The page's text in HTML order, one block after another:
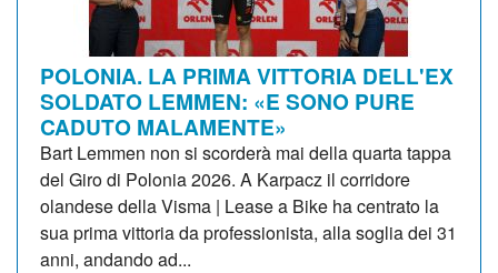
POLONIA. LA PRIMA VITTORIA DELL'EX
SOLDATO LEMMEN: «E SONO PURE
CADUTO MALAMENTE»
Bart Lemmen non si scorderà mai della quarta tappa
del Giro di Polonia 2026. A Karpacz il corridore
olandese della Visma | Lease a Bike ha centrato la
sua prima vittoria da professionista, alla soglia dei 31
anni, andando ad...